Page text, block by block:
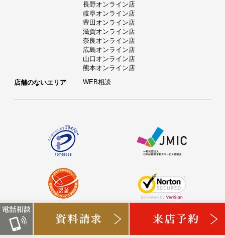
長野オンライン店
岐阜オンライン店
豊田オンライン店
滋賀オンライン店
奈良オンライン店
広島オンライン店
山口オンライン店
熊本オンライン店
店舗のないエリア
WEB相談
タメニー株式会社は、東京証券取引所グロース市場に上場